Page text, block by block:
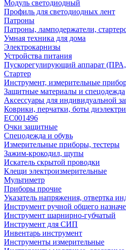
Модуль светодиодный
Профиль для светодиодных лент
Патроны
Патроны, ламподержатели,
Умная техника для дома
Электрокарнизы
Устройства питания
Пускорегулирующий аппарат
Стартер
Инструмент, измерительные
Защитные материалы и спецодежда
Аксессуары для индивидуальной
Коврики, перчатки, боты
EC001496
Очки защитные
Спецодежда и обувь
Измерительные приборы, тестеры
Зажим-крокодил, щупы
Искатель скрытой проводки
Клещи электроизмерительные
Мультиметр
Приборы прочие
Указатель напряжения, отвертка
Инструмент ручной общего
Инструмент шарнирно-губчатый
Инструмент для СИП
Инвентарь инструмент
Инструменты измерительные